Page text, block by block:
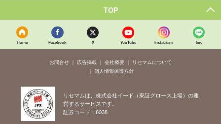
TOP
Home Facebook X YouTube Instagram line
お問合せ 広告掲載 会社概要
リセマムについて
個人情報保護方針
リセマムは、株式会社イード（東証グロース上場）の運
営するサービスです。
証券コード：6038